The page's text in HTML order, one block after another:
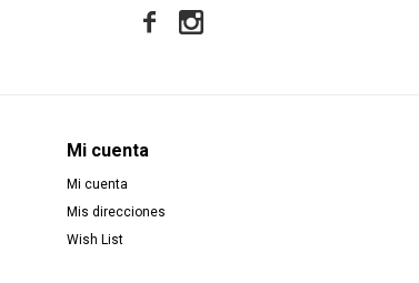
Mi cuenta
Mi cuenta
Mis direcciones
Wish List
 